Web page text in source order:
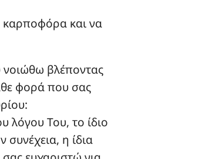
καρποφόρα και να
νοιώθω βλέποντας
φορά που σας
λόγου Του, το ίδιο
η ίδια